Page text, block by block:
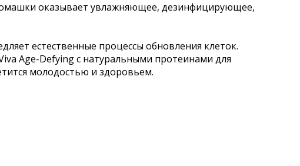
оказывает увлажняющее, дезинфицирующее,
естественные процессы обновления клеток.
Age-Defying с натуральными протеинами для
молодостью и здоровьем.